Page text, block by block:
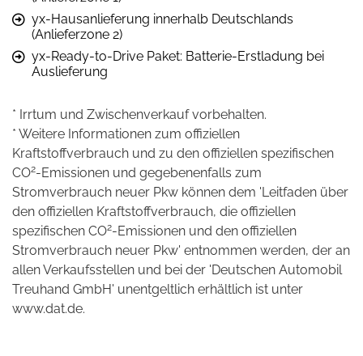
yx-Hausanlieferung innerhalb Deutschlands
(Anlieferzone 2)
yx-Ready-to-Drive Paket: Batterie-Erstladung bei
Auslieferung
* Irrtum und Zwischenverkauf vorbehalten.
* Weitere Informationen zum offiziellen
Kraftstoffverbrauch und zu den offiziellen spezifischen
CO2-Emissionen und gegebenenfalls zum
Stromverbrauch neuer Pkw können dem 'Leitfaden über
den offiziellen Kraftstoffverbrauch, die offiziellen
spezifischen CO2-Emissionen und den offiziellen
Stromverbrauch neuer Pkw' entnommen werden, der an
allen Verkaufsstellen und bei der 'Deutschen Automobil
Treuhand GmbH' unentgeltlich erhältlich ist unter
www.dat.de.